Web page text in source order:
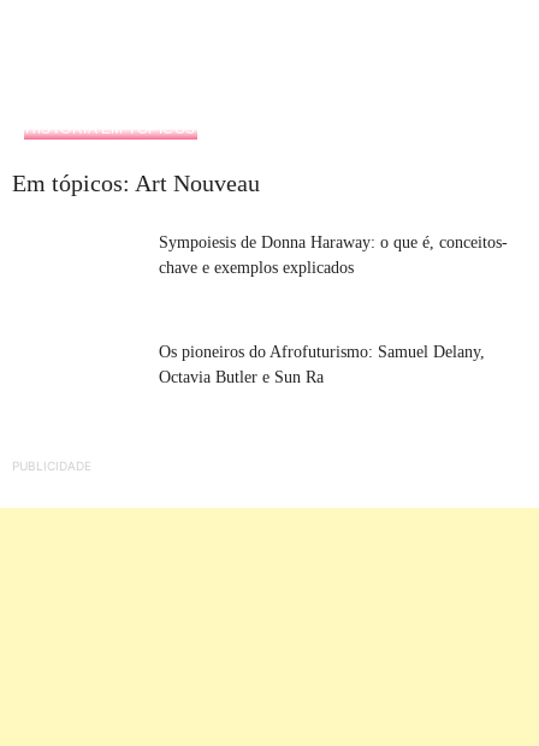
HISTÓRIA EM TÓPICOS
Em tópicos: Art Nouveau
Sympoiesis de Donna Haraway: o que é, conceitos-
chave e exemplos explicados
Os pioneiros do Afrofuturismo: Samuel Delany,
Octavia Butler e Sun Ra
PUBLICIDADE